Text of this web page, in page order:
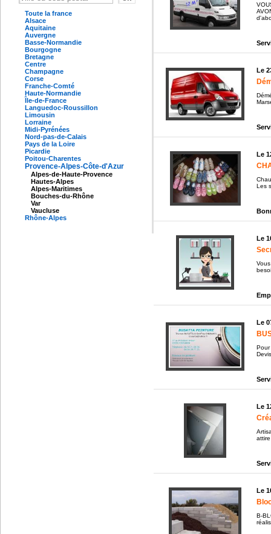
Toute la france
Alsace
Aquitaine
Auvergne
Basse-Normandie
Bourgogne
Bretagne
Centre
Champagne
Corse
Franche-Comté
Haute-Normandie
Île-de-France
Languedoc-Roussillon
Limousin
Lorraine
Midi-Pyrénées
Nord-pas-de-Calais
Pays de la Loire
Picardie
Poitou-Charentes
Provence-Alpes-Côte-d'Azur
Alpes-de-Haute-Provence
Hautes-Alpes
Alpes-Maritimes
Bouches-du-Rhône
Var
Vaucluse
Rhône-Alpes
Le
Le
Les
Le
Le
Pour
Le
Le
B-